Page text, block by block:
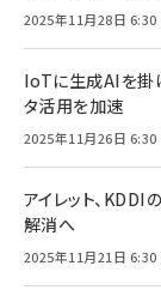
2025年11月28日 6:30
IoTに生成AIを掛
タ活用を加速
2025年11月26日 6:30
アイレット、
解消へ
2025年11月21日 6:30